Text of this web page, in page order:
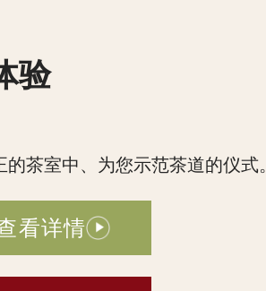
验
的茶室中、为您示范茶道的仪式
看详情